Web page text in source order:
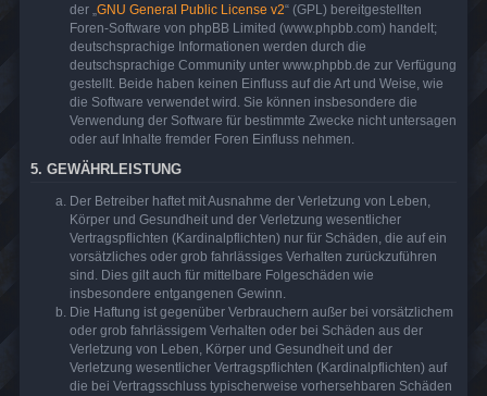
der „GNU General Public License v2“ (GPL) bereitgestellten
Foren-Software von phpBB Limited (www.phpbb.com) handelt;
deutschsprachige Informationen werden durch die
deutschsprachige Community unter www.phpbb.de zur Verfügung
gestellt. Beide haben keinen Einfluss auf die Art und Weise, wie
die Software verwendet wird. Sie können insbesondere die
Verwendung der Software für bestimmte Zwecke nicht untersagen
oder auf Inhalte fremder Foren Einfluss nehmen.
5. GEWÄHRLEISTUNG
Der Betreiber haftet mit Ausnahme der Verletzung von Leben,
Körper und Gesundheit und der Verletzung wesentlicher
Vertragspflichten (Kardinalpflichten) nur für Schäden, die auf ein
vorsätzliches oder grob fahrlässiges Verhalten zurückzuführen
sind. Dies gilt auch für mittelbare Folgeschäden wie
insbesondere entgangenen Gewinn.
Die Haftung ist gegenüber Verbrauchern außer bei vorsätzlichem
oder grob fahrlässigem Verhalten oder bei Schäden aus der
Verletzung von Leben, Körper und Gesundheit und der
Verletzung wesentlicher Vertragspflichten (Kardinalpflichten) auf
die bei Vertragsschluss typischerweise vorhersehbaren Schäden